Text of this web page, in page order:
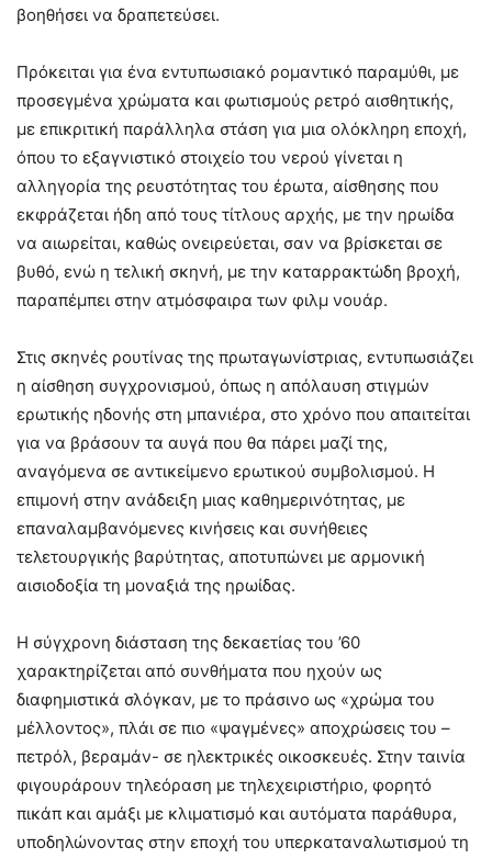
βοηθήσει να δραπετεύσει.
Πρόκειται για ένα εντυπωσιακό ρομαντικό παραμύθι, με
προσεγμένα χρώματα και φωτισμούς ρετρό αισθητικής,
με επικριτική παράλληλα στάση για μια ολόκληρη εποχή,
όπου το εξαγνιστικό στοιχείο του νερού γίνεται η
αλληγορία της ρευστότητας του έρωτα, αίσθησης που
εκφράζεται ήδη από τους τίτλους αρχής, με την ηρωίδα
να αιωρείται, καθώς ονειρεύεται, σαν να βρίσκεται σε
βυθό, ενώ η τελική σκηνή, με την καταρρακτώδη βροχή,
παραπέμπει στην ατμόσφαιρα των φιλμ νουάρ.
Στις σκηνές ρουτίνας της πρωταγωνίστριας, εντυπωσιάζει
η αίσθηση συγχρονισμού, όπως η απόλαυση στιγμών
ερωτικής ηδονής στη μπανιέρα, στο χρόνο που απαιτείται
για να βράσουν τα αυγά που θα πάρει μαζί της,
αναγόμενα σε αντικείμενο ερωτικού συμβολισμού. Η
επιμονή στην ανάδειξη μιας καθημερινότητας, με
επαναλαμβανόμενες κινήσεις και συνήθειες
τελετουργικής βαρύτητας, αποτυπώνει με αρμονική
αισιοδοξία τη μοναξιά της ηρωίδας.
Η σύγχρονη διάσταση της δεκαετίας του ’60
χαρακτηρίζεται από συνθήματα που ηχούν ως
διαφημιστικά σλόγκαν, με το πράσινο ως «χρώμα του
μέλλοντος», πλάι σε πιο «ψαγμένες» αποχρώσεις του –
πετρόλ, βεραμάν- σε ηλεκτρικές οικοσκευές. Στην ταινία
φιγουράρουν τηλεόραση με τηλεχειριστήριο, φορητό
πικάπ και αμάξι με κλιματισμό και αυτόματα παράθυρα,
υποδηλώνοντας στην εποχή του υπερκαταναλωτισμού τη